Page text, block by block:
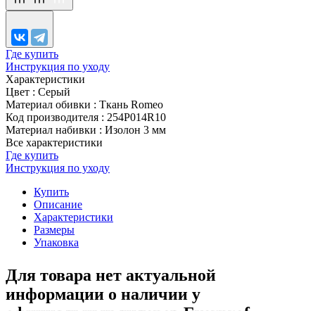
Где купить
Инструкция по уходу
Характеристики
Цвет : Серый
Материал обивки : Ткань Romeo
Код производителя : 254P014R10
Материал набивки : Изолон 3 мм
Все характеристики
Где купить
Инструкция по уходу
Купить
Описание
Характеристики
Размеры
Упаковка
Для товара нет актуальной
информации о наличии у